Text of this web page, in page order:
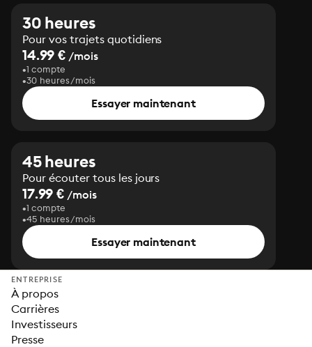
30 heures
Pour vos trajets quotidiens
14.99 € /mois
1 compte
30 heures/mois
Essayer maintenant
45 heures
Pour écouter tous les jours
17.99 € /mois
1 compte
45 heures/mois
Essayer maintenant
ENTREPRISE
À propos
Carrières
Investisseurs
Presse